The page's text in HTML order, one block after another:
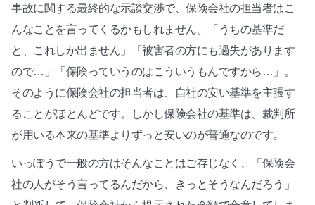
事故に関する最終的な示談交渉で、保険会社の担当者はこ
んなことを言ってくるかもしれません。「うちの基準だ
と、これしか出ません」「被害者の方にも過失があります
ので…」「保険っていうのはこういうもんですから…」。
そのように保険会社の担当者は、自社の安い基準を主張す
ることがほとんどです。しかし保険会社の基準は、裁判所
が用いる本来の基準よりずっと安いのが普通なのです。
いっぽうで一般の方はそんなことはご存じなく、「保険会
社の人がそう言ってるんだから、きっとそうなんだろう」